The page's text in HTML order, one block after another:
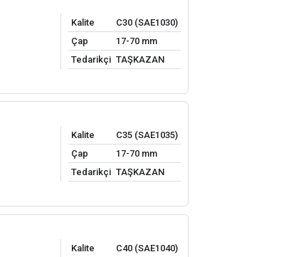
Kalite
C30 (SAE1030)
Çap
17-70 mm
Tedarikçi TAŞKAZAN
Kalite
C35 (SAE1035)
Çap
17-70 mm
Tedarikçi TAŞKAZAN
Kalite
C40 (SAE1040)